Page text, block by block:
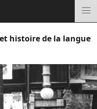
histoire de la langue